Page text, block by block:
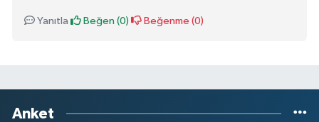
Yanıtla Beğen (0) Beğenme (0)
Anket